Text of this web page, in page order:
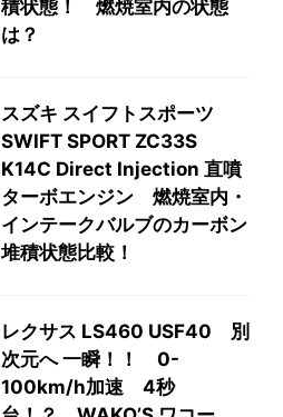
積状態！ 燃焼室内の状態
は？
スズキ スイフトスポーツ
SWIFT SPORT ZC33S
K14C Direct Injection 直噴
ターボエンジン 燃焼室内・
インテークバルブのカーボン
堆積状態比較！
レクサス LS460 USF40 別
次元へ 一瞬！！ 0-
100km/h加速 4秒